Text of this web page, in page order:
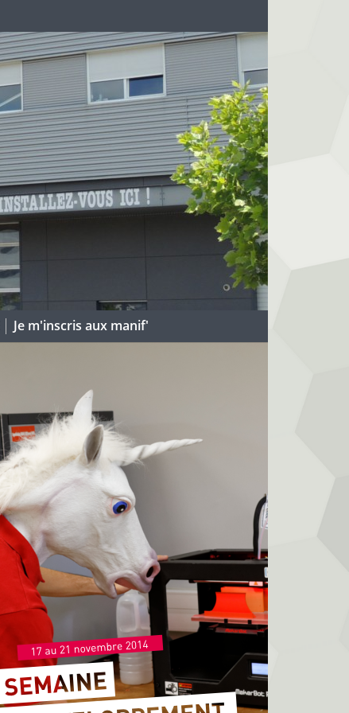
Je m'inscris aux manif'